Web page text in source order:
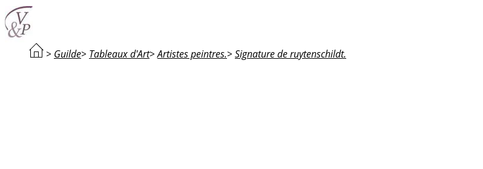
> Guilde> Tableaux d'Art>Artistes peintres.> Signature de ruytenschildt.